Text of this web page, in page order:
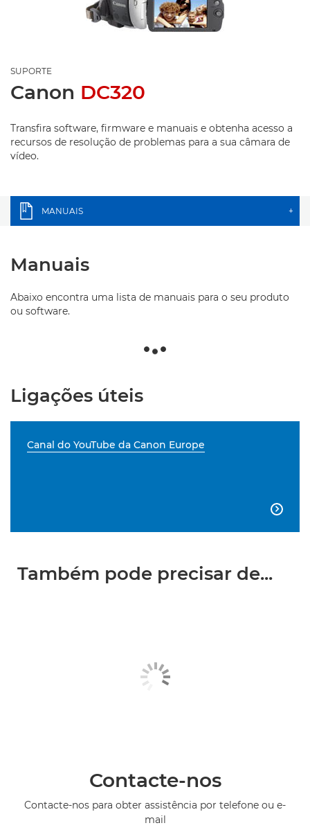
SUPORTE
Canon DC320
Transfira software, firmware e manuais e obtenha acesso a
recursos de resolução de problemas para a sua câmara de
vídeo.
MANUAIS +
Manuais
Abaixo encontra uma lista de manuais para o seu produto
ou software.
Ligações úteis
Canal do YouTube da Canon Europe

Também pode precisar de...
Contacte-nos
Contacte-nos para obter assistência por telefone ou e-
mail